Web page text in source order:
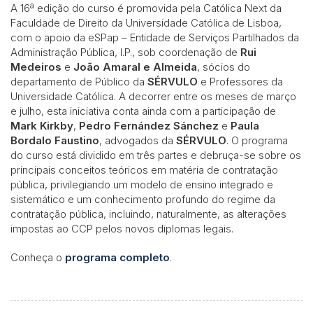
A 16ª edição do curso é promovida pela Católica Next da
Faculdade de Direito da Universidade Católica de Lisboa,
com o apoio da eSPap – Entidade de Serviços Partilhados da
Administração Pública, I.P., sob coordenação de Rui
Medeiros e João Amaral e Almeida, sócios do
departamento de Público da SÉRVULO e Professores da
Universidade Católica. A decorrer entre os meses de março
e julho, esta iniciativa conta ainda com a participação de
Mark Kirkby, Pedro Fernández Sánchez e Paula
Bordalo Faustino, advogados da SÉRVULO. O programa
do curso está dividido em três partes e debruça-se sobre os
principais conceitos teóricos em matéria de contratação
pública, privilegiando um modelo de ensino integrado e
sistemático e um conhecimento profundo do regime da
contratação pública, incluindo, naturalmente, as alterações
impostas ao CCP pelos novos diplomas legais.
Conheça o programa completo.